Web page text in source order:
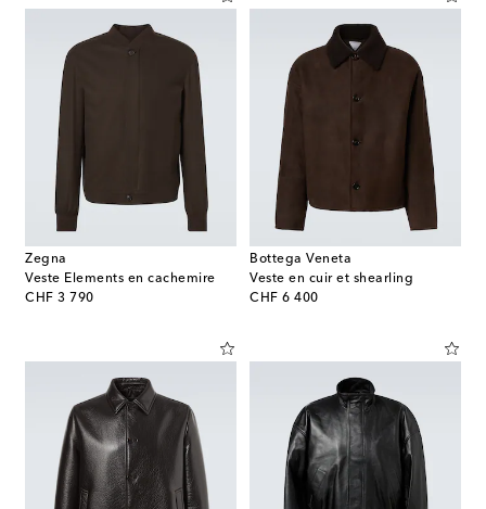
Zegna
Veste Elements en cachemire
CHF 3 790
original price
Bottega Veneta
Veste en cuir et shearling
CHF 6 400
original price